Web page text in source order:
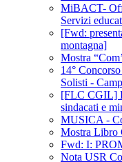
MiBACT-
Servizi
[Fwd:
montagna]
Mostra
14°
Solisti -
[FLC CGIL]
sindacati e
MUSICA -
Mostra Libro
Fwd: I:
Nota USR